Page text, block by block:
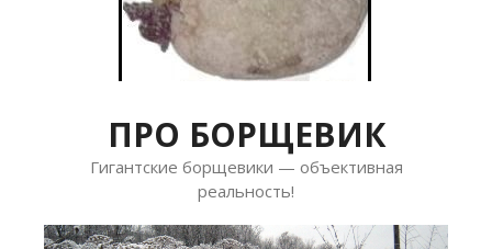
ПРО БОРЩЕВИК
Гигантские борщевики — объективная
реальность!